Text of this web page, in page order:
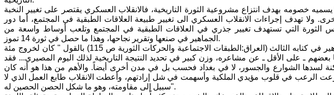
عسكرياً كما يسميه خصومه بهدف انتزاع مشروعية الثورة التاريخية، فالانقلاب العسكري يقتصر على تغيير النخبة
ولا تهدف إجراءات الانقلاب العسكري الى تغيير طبيعة العلاقات الطبقية في المجتمع، أما دور
الثورة التي تستهدف تغيير جذري في العلاقات الطبقية في المجتمع وتلعب أوساط واسعة من
الجماهير في صنعها وتقرير نجاحها، وهذا ما حصل في ثورة 14 تموز.
ويعلق المؤرخ المشهور حنا بطاطو على دور الجماهير في كتابه الثالث (العراق:الطبقات الاجتماعية والحركات الثورية ص 115) بالقول " كان لخروج مئة
ـ على الأقل ـ عن مشاعره، وزن كبير في تحديد النتيجة التاريخية لذلك اليوم المصيري... فقد
لسدها الشوارع والجسور، لا في بغداد فحسب بل في مدن أخرى أيضاً. والأهم من هذا هو أنه كان
زرعت الرعب في قلوب مؤيدي الملكية وأسهمت في شل إرادتهم، وأعطت الانقلاب طابع العمل الذي لا
سبيل إلى مقاومته، وهو ما شكل الحصن الحصين له".